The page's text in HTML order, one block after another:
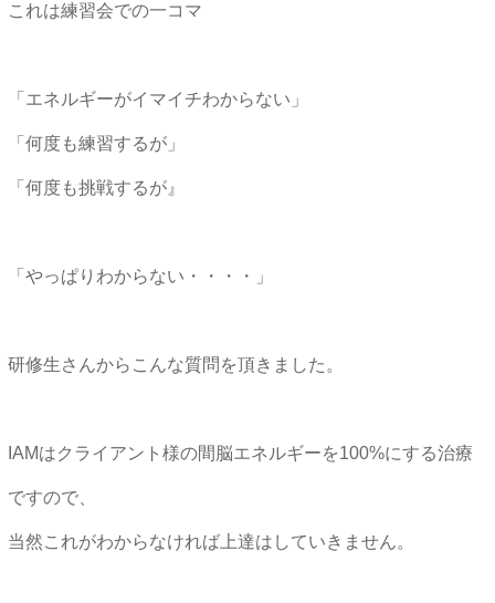
これは練習会での一コマ
「エネルギーがイマイチわからない」
「何度も練習するが」
「何度も挑戦するが』
「やっぱりわからない・・・・」
研修生さんからこんな質問を頂きました。
IAMはクライアント様の間脳エネルギーを100%にする治療
ですので、
当然これがわからなければ上達はしていきません。